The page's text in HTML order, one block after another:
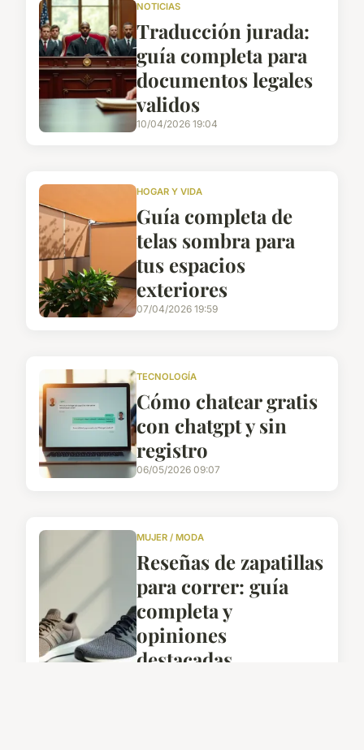
NOTICIAS
Traducción jurada:
guía completa para
documentos legales
validos
10/04/2026 19:04
HOGAR Y VIDA
Guía completa de
telas sombra para
tus espacios
exteriores
07/04/2026 19:59
TECNOLOGÍA
Cómo chatear gratis
con chatgpt y sin
registro
06/05/2026 09:07
MUJER / MODA
Reseñas de zapatillas
para correr: guía
completa y
opiniones
destacadas